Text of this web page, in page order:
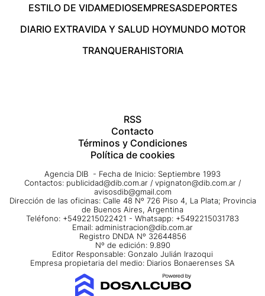
ESTILO DE VIDAMEDIOSEMPRESASDEPORTES
DIARIO EXTRAVIDA Y SALUD HOYMUNDO MOTOR
TRANQUERAHISTORIA
RSS
Contacto
Términos y Condiciones
Política de cookies
Agencia DIB - Fecha de Inicio: Septiembre 1993
Contactos: publicidad@dib.com.ar / vpignaton@dib.com.ar /
avisosdib@gmail.com
Dirección de las oficinas: Calle 48 Nº 726 Piso 4, La Plata; Provincia
de Buenos Aires, Argentina
Teléfono: +5492215022421 - Whatsapp: +5492215031783
Email: administracion@dib.com.ar
Registro DNDA Nº 32644856
Nº de edición: 9.890
Editor Responsable: Gonzalo Julián Irazoqui
Empresa propietaria del medio: Diarios Bonaerenses SA